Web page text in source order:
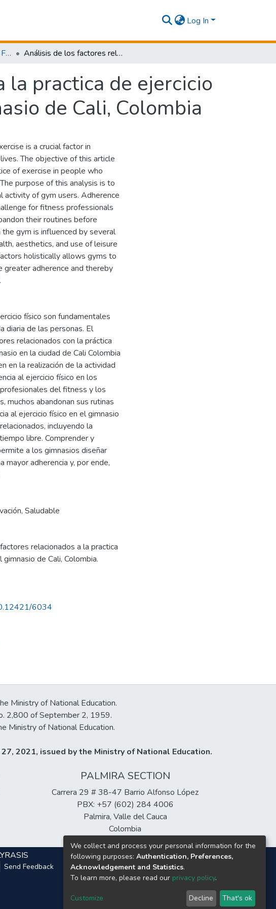
Log In
Licenciatura en Educación Física y Deporte Análisis de los factores relacionados a la practica de ejercicio físico en personas que asisten al gimnasio de Cali, Colombia
practica de ejercicio
de Cali, Colombia
is a crucial factor in
The objective of this article
of exercise in people who
purpose of this analysis is to
activity of gym users. Adherence
for fitness professionals
their routines before
gym is influenced by several
aesthetics, and use of leisure
holistically allows gyms to
greater adherence and thereby
físico son fundamentales
diaria de las personas. El
relacionados con la práctica
en la ciudad de Cali Colombia
en la realización de la actividad
al ejercicio físico en los
del fitness y los
muchos abandonan sus rutinas
al ejercicio físico en el gimnasio
incluyendo la
libre. Comprender y
a los gimnasios diseñar
mayor adherencia y, por ende,
, Saludable
relacionados a la practica
de Cali, Colombia.
6034
Ministry of National Education.
2,800 of September 2, 1959.
Ministry of National Education.
2021, issued by the Ministry of National Education.
PALMIRA SECTION
Carrera 29 # 38-47 Barrio Alfonso López
PBX: +57 (602) 284 4006
Palmira, Valle del Cauca
Colombia
Send Feedback
We collect and process your personal information for the
following purposes: Authentication, Preferences,
Acknowledgement and Statistics.
To learn more, please read our privacy policy.
Customize Decline That's ok